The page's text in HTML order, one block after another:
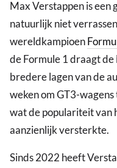
Max Verstappen is een
natuurlijk niet
wereldkampioen
de Formule 1 draagt
bredere lagen van de
weken om GT3-
wat de populariteit van
aanzienlijk versterkte.
Sinds 2022 heeft